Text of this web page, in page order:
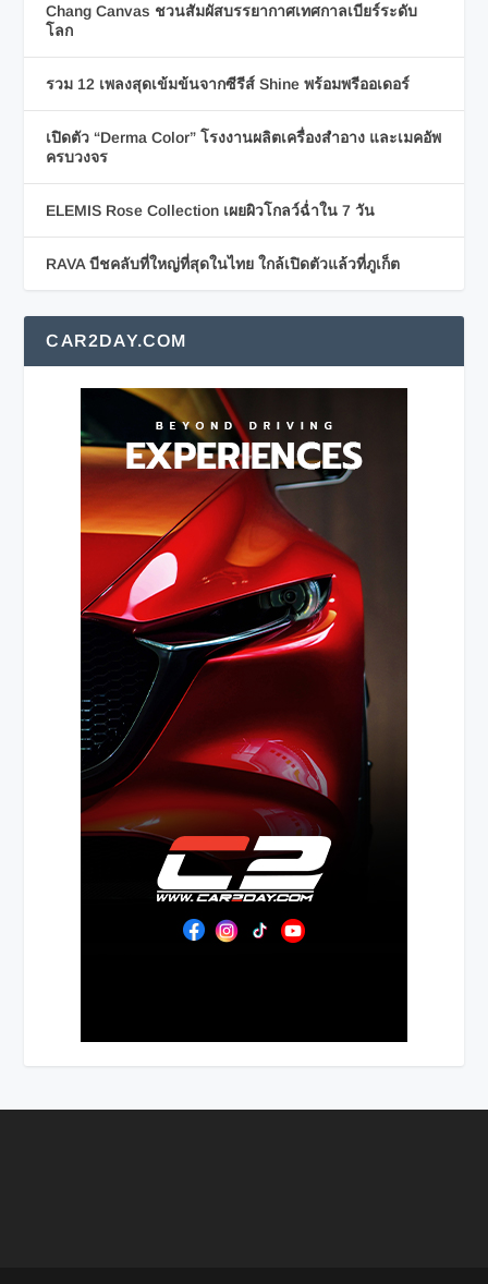
Chang Canvas ชวนสัมผัสบรรยากาศเทศกาลเบียร์ระดับ
โลก
รวม 12 เพลงสุดเข้มข้นจากซีรีส์ Shine พร้อมพรีออเดอร์
เปิดตัว “Derma Color” โรงงานผลิตเครื่องสำอาง และเมคอัพ
ครบวงจร
ELEMIS Rose Collection เผยผิวโกลว์ฉ่ำใน 7 วัน
RAVA บีชคลับที่ใหญ่ที่สุดในไทย ใกล้เปิดตัวแล้วที่ภูเก็ต
CAR2DAY.COM